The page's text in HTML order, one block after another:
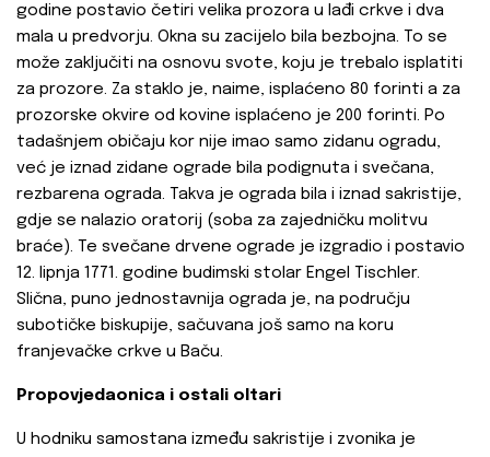
godine postavio četiri velika prozora u lađi crkve i dva
mala u predvorju. Okna su zacijelo bila bezbojna. To se
može zaključiti na osnovu svote, koju je trebalo isplatiti
za prozore. Za staklo je, naime, isplaćeno 80 forinti a za
prozorske okvire od kovine isplaćeno je 200 forinti. Po
tadašnjem običaju kor nije imao samo zidanu ogradu,
već je iznad zidane ograde bila podignuta i svečana,
rezbarena ograda. Takva je ograda bila i iznad sakristije,
gdje se nalazio oratorij (soba za zajedničku molitvu
braće). Te svečane drvene ograde je izgradio i postavio
12. lipnja 1771. godine budimski stolar Engel Tischler.
Slična, puno jednostavnija ograda je, na području
subotičke biskupije, sačuvana još samo na koru
franjevačke crkve u Baču.
Propovjedaonica i ostali oltari
U hodniku samostana između sakristije i zvonika je